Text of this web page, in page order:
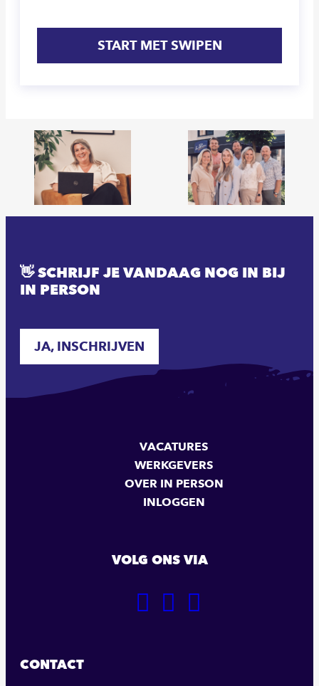
START MET SWIPEN
👋 SCHRIJF JE VANDAAG NOG IN BIJ
IN PERSON
JA, INSCHRIJVEN
VACATURES
WERKGEVERS
OVER IN PERSON
INLOGGEN
VOLG ONS VIA
GA
GA
CONTACT